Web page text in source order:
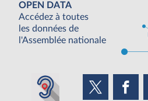
OPEN DATA
Accédez à toutes
les données de
l'Assemblée nationale